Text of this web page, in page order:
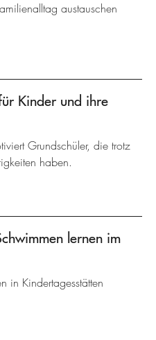
austauschen
Kinder und ihre
Grundschüler, die trotz
haben.
lernen im
in Kindertagesstätten